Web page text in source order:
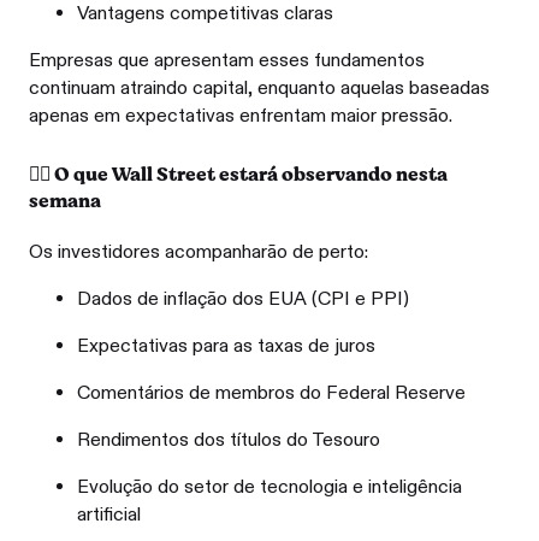
Vantagens competitivas claras
Empresas que apresentam esses fundamentos
continuam atraindo capital, enquanto aquelas baseadas
apenas em expectativas enfrentam maior pressão.
👉🏽 O que Wall Street estará observando nesta
semana
Os investidores acompanharão de perto:
Dados de inflação dos EUA (CPI e PPI)
Expectativas para as taxas de juros
Comentários de membros do Federal Reserve
Rendimentos dos títulos do Tesouro
Evolução do setor de tecnologia e inteligência
artificial